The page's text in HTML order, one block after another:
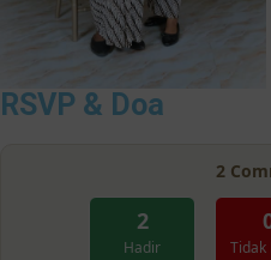
RSVP & Doa
2
2
Hadir Tidak